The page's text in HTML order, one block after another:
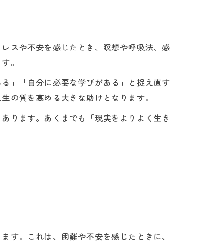
スや不安を感じたとき、瞑想や呼吸法、感
。
」「自分に必要な学びがある」と捉え直す
の質を高める大きな助けとなります。
ります。あくまでも「現実をよりよく生き
す。これは、困難や不安を感じたときに、